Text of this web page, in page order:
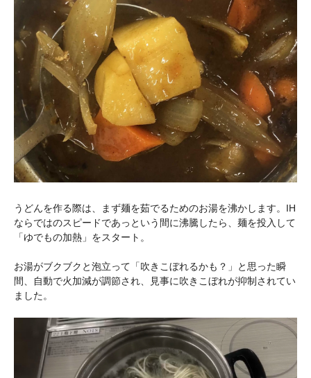
うどんを作る際は、まず麺を茹でるためのお湯を沸かします。IH
ならではのスピードであっという間に沸騰したら、麺を投入して
「ゆでもの加熱」をスタート。
お湯がブクブクと泡立って「吹きこぼれるかも？」と思った瞬
間、自動で火加減が調節され、見事に吹きこぼれが抑制されてい
ました。